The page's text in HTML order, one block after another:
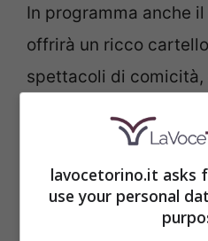
In programma anche il
offrirà un ricco
spettacoli di
musicale nazionale
arte in città.
Il programma è
lavocetorino.it asks
use your personal